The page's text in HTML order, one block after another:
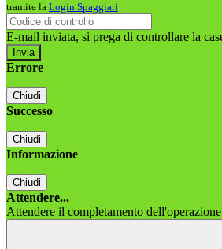
tramite la Login Spaggiari
E-mail inviata, si prega di controllare la
Errore
Chiudi
Successo
Chiudi
Informazione
Chiudi
Attendere...
Attendere il completamento